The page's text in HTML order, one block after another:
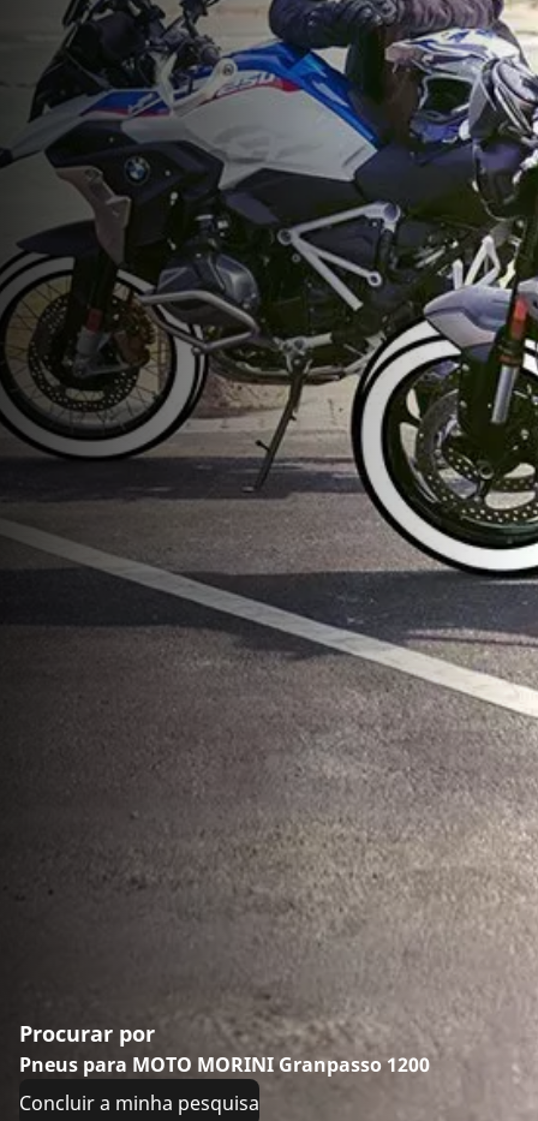
Procurar por
Pneus para MOTO MORINI Granpasso 1200
Concluir a minha pesquisa